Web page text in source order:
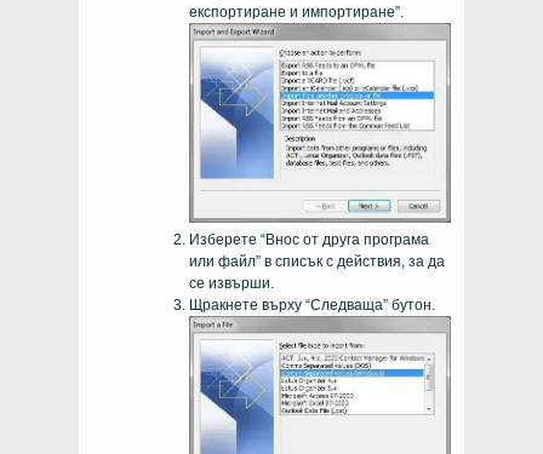
експортиране и импортиране”.
Изберете “Внос от друга програма
или файл” в списък с действия, за да
се извърши.
Щракнете върху “Следваща” бутон.